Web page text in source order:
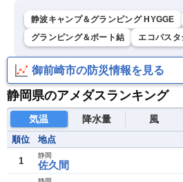
静波キャンプ＆グランピング HYGGE
グランピング＆ポート結
エコパスタ
御前崎市の防災情報を見る
静岡県のアメダスランキング
気温 降水量 風
順位 地点
1 佐久間
静岡